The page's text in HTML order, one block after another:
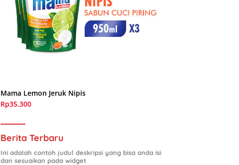
Mama Lemon Jeruk Nipis
Rp35.300
Berita Terbaru
Ini adalah contoh judul deskripsi yang bisa anda isi
dan sesuaikan pada widget